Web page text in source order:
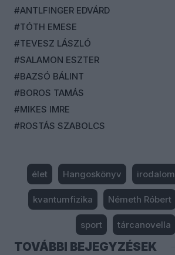
#ANTLFINGER EDVÁRD
#TÓTH EMESE
#TEVESZ LÁSZLÓ
#SALAMON ESZTER
#BAZSÓ BÁLINT
#BOROS TAMÁS
#MIKES IMRE
#ROSTÁS SZABOLCS
élet Hangoskönyv irodalom
kvantumfizika Németh Róbert
sport tárcanovella
TOVÁBBI BEJEGYZÉSEK